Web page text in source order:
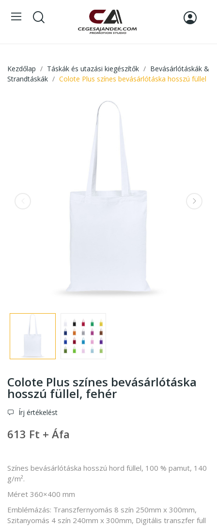
Kezdőlap Táskák és utazási kiegészítők
Bevásárlótáskák &
Strandtáskák
Colote Plus színes bevásárlótáska hosszú füllel
Colote Plus színes bevásárlótáska
hosszú füllel, fehér
Írj értékelést
613 Ft + Áfa
Színes bevásárlótáska hosszú hord füllel, 100 % pamut, 140
g/m².
Méret 360×400 mm
Emblémázás: Transzfernyomás 8 szín 250mm x 300mm,
Szitanyomás 4 szín 240mm x 300mm, Digitális transzfer full